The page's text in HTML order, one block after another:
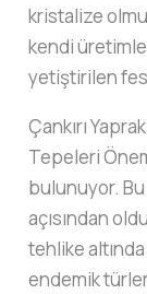
kristalize
kendi
yetiştirilen
Çankırı
Tepeleri
bulunuyor. Bu
açısından
tehlike
endemik